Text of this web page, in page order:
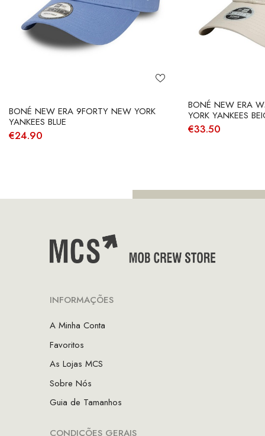
BONÉ NEW ERA 9FORTY NEW YORK
YANKEES BLUE
€24.90
BONÉ NEW ERA
YORK YANKEES
€33.50
INFORMAÇÕES
A Minha Conta
Favoritos
As Lojas MCS
Sobre Nós
Guia de Tamanhos
CONDIÇÕES GERAIS